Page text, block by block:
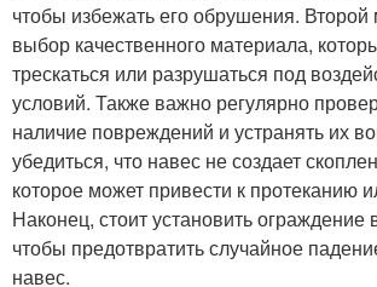
чтобы избежать его обрушения. Второй
выбор качественного материала,
трескаться или разрушаться под
условий. Также важно регулярно
наличие повреждений и устранять их
убедиться, что навес не создает
которое может привести к протеканию
Наконец, стоит установить ограждение
чтобы предотвратить случайное
навес.